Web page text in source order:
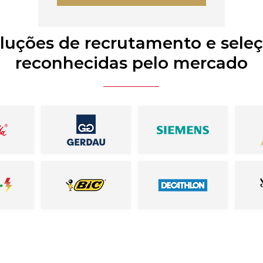
de recrutamento e
reconhecidas pelo mercado